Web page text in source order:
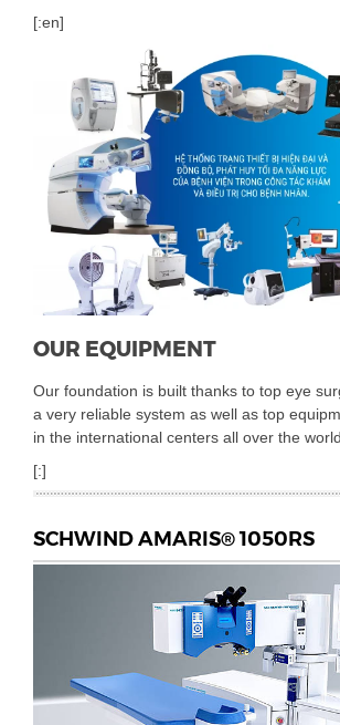
[:en]
OUR EQUIPMENT
Our foundation is built thanks to top eye
a very reliable system as well as top
in the international centers all over the
[:]
SCHWIND AMARIS® 1050RS